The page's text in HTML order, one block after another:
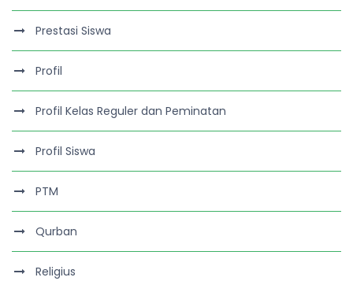
Prestasi Siswa
Profil
Profil Kelas Reguler dan Peminatan
Profil Siswa
PTM
Qurban
Religius